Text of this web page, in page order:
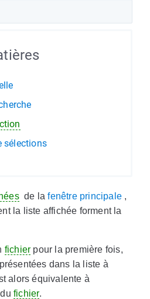
sélections
de lafenêtre principale,
la liste affichée forment la
fichier pour la première fois,
dans la liste à
alors équivalente à
fichier.